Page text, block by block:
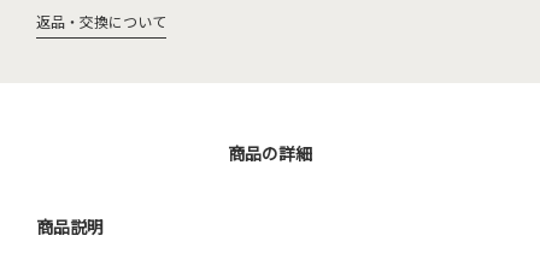
返品・交換について
商品の詳細
商品説明